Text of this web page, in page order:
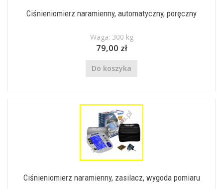
Ciśnieniomierz naramienny, automatyczny, poręczny
Waga: 300 kg
79,00 zł
Do koszyka
Ciśnieniomierz naramienny, zasilacz, wygoda pomiaru